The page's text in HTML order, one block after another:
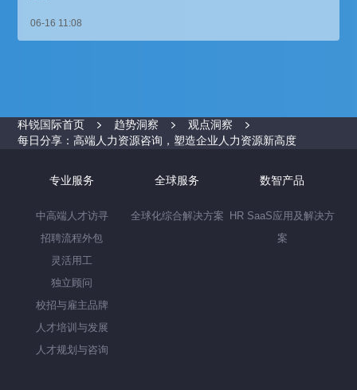
06-16 11:08
科锐国际首页 趋势洞察
观点洞察
每日分享：高端人力资源咨询，塑造企业人力资源新高度
专业服务
中高端人才访寻
招聘流程外包
灵活用工
独立顾问
校招与雇主品牌
人才培训与发展
人才规划与咨询
全球服务
全球化综合解决方案
数智产品
HR SaaS应用及解决方
案